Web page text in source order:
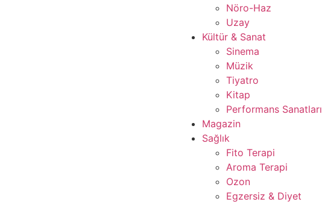
Nöro-Haz
Uzay
Kültür & Sanat
Sinema
Müzik
Tiyatro
Kitap
Performans Sanatları
Magazin
Sağlık
Fito Terapi
Aroma Terapi
Ozon
Egzersiz & Diyet